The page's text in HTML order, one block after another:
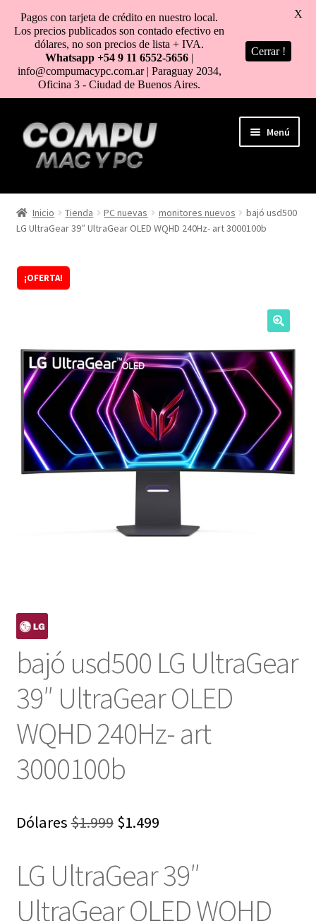
al
contenido
Menú
HOME
TIENDA
COMO COMPRAR
SERVICIOS
CONTACTO
Inicio Tienda PC nuevas monitores nuevos
bajó usd500
LG UltraGear 39″ UltraGear OLED WQHD 240Hz- art 3000100b
¡OFERTA!
bajó usd500 LG UltraGear
39″ UltraGear OLED
WQHD 240Hz- art
3000100b
Dólares$1.999 El
original
era:
$1.499El
actual
es:
LG UltraGear 39″
UltraGear OLED WQHD
Pagos con tarjeta de crédito en nuestro local.
Los precios publicados son contado efectivo en
dólares, no son precios de lista + IVA.
Whatsapp +54 9 11 6552-5656 |
info@compumacypc.com.ar | Paraguay 2034,
Oficina 3 - Ciudad de Buenos Aires.
Cerrar !
X